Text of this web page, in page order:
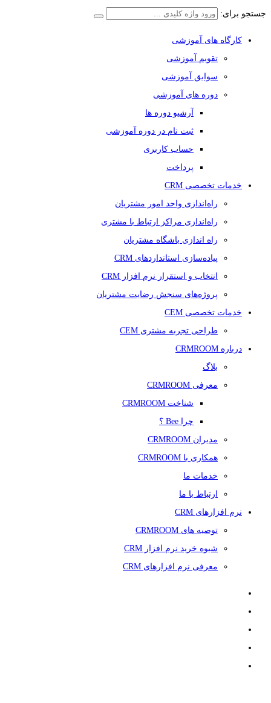
جستجو برای:
کارگاه های آموزشی
تقویم آموزشی
سوابق آموزشی
دوره های آموزشی
آرشیو دوره ها
ثبت نام در دوره آموزشی
حساب کاربری
پرداخت
خدمات تخصصی CRM
راه‌اندازی واحد امور مشتریان
راه‌اندازی مراکز ارتباط با مشتری
راه اندازی باشگاه مشتریان
پیاده‌سازی استانداردهای CRM
انتخاب و استقرار نرم افزار CRM
پروژه‌های سنجش رضایت مشتریان
خدمات تخصصی CEM
طراحی تجربه مشتری CEM
درباره CRMROOM
بلاگ
معرفی CRMROOM
شناخت CRMROOM
چرا Bee ؟
مدیران CRMROOM
همکاری با CRMROOM
خدمات ما
ارتباط با ما
نرم افزارهای CRM
توصیه های CRMROOM
شیوه خرید نرم افزار CRM
معرفی نرم افزارهای CRM